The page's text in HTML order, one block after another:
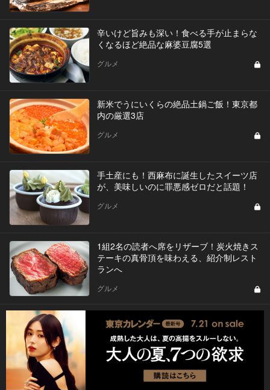
辛いけど旨みも深い！食べる手が止まらな
くなるほど絶品な麻婆豆腐5選
グルメ
新米でうにいくらの絶品土鍋ご飯！東京都
内の厳選3店
グルメ
手土産にも！西麻布に誕生したスイーツ店
が、美味しいのに罪悪感ゼロだと話題！
グルメ
1組2名の読者へ席をリザーブ！炭火焼きス
テーキの真骨頂を味わえる、紹介制レスト
ランへ
グルメ